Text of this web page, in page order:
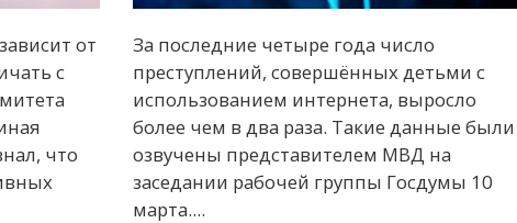
от
с
что
За последние четыре года число
преступлений, совершённых детьми с
использованием интернета, выросло
более чем в два раза. Такие данные были
озвучены представителем МВД на
заседании рабочей группы Госдумы 10
марта....